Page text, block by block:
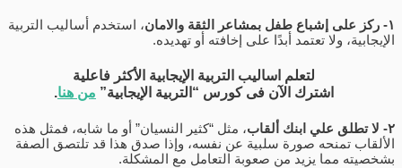
، استخدم أساليب التربية
الإيجابية، ولا تعتمد أبدًا على إخافته أو تهديده.
لتعلم اساليب التربية الإيجابية الأكثر فاعلية
اشترك الآن فى كورس “التربية الإيجابية”من هنا.
، مثل “كثير النسيان” أو ما شابه، فمثل هذه
الألقاب تمنحه صورة سلبية عن نفسه، وإذا صدق هذا قد تلتصق الصفة
بشخصيته مما يزيد من صعوبة التعامل مع المشكلة.